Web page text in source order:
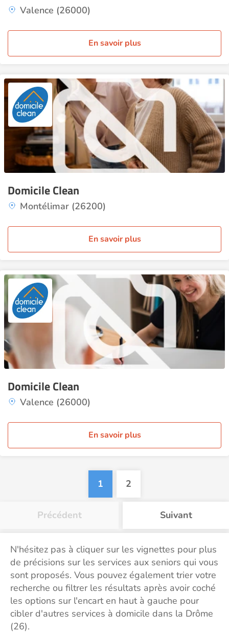
Valence (26000)
En savoir plus
Domicile Clean
Montélimar (26200)
En savoir plus
Domicile Clean
Valence (26000)
En savoir plus
1 2
Précédent Suivant
N'hésitez pas à cliquer sur les vignettes pour plus
de précisions sur les services aux seniors qui vous
sont proposés. Vous pouvez également trier votre
recherche ou filtrer les résultats après avoir coché
les options sur l'encart en haut à gauche pour
cibler d'autres services à domicile dans la Drôme
(26).